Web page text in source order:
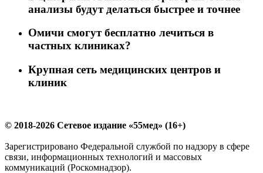
анализы будут делаться быстрее и точнее
Омичи смогут бесплатно лечиться в
частных клиниках?
Крупная сеть медицинских центров и
клиник
© 2018-2026 Сетевое издание «55мед» (16+)
Зарегистрировано Федеральной службой по надзору в сфере
связи, информационных технологий и массовых
коммуникаций (Роскомнадзор).